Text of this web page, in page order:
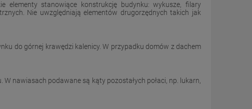
elementy stanowiące konstrukcję budynku: wykusze, filary
Nie uwzględniają elementów drugorzędnych takich jak
do górnej krawędzi kalenicy. W przypadku domów z dachem
nawiasach podawane są kąty pozostałych połaci, np. lukarn,